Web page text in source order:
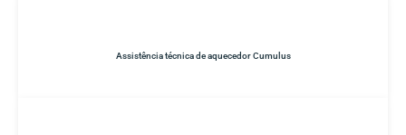
Assistência técnica de aquecedor Cumulus